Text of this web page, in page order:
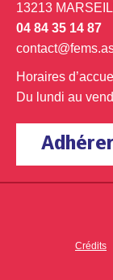
13213
04 84 35 14 87
Horaires
Du lundi au
Adhérer
Crédits